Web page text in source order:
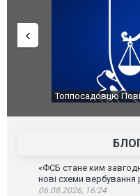
Повітряних Сил вручили
«ФСБ стане ким
нові схеми
06.08.2026, 16:24